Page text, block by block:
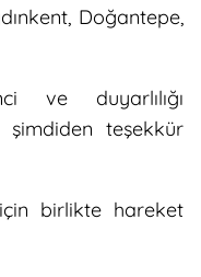
Doğantepe,
ve duyarlılığı
şimdiden teşekkür
birlikte hareket